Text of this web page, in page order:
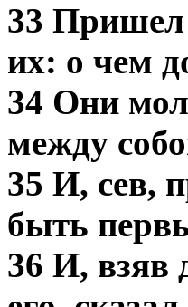
33 Пришел
их: о чем
34 Они
между
35 И, сев,
быть
36 И, взяв